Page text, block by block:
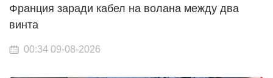
Франция заради кабел на волана между два
винта
00:34 09-08-2026